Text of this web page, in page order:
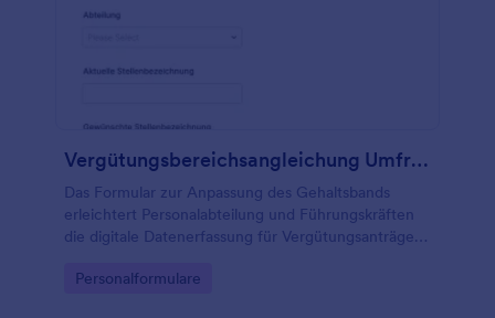
Vergütungsbereichsangleichung Umfrage
Das Formular zur Anpassung des Gehaltsbands
erleichtert Personalabteilung und Führungskräften
die digitale Datenerfassung für Vergütungsanträge,
Weiterleitung im internen Prozess.
Go to Category:
Personalformulare